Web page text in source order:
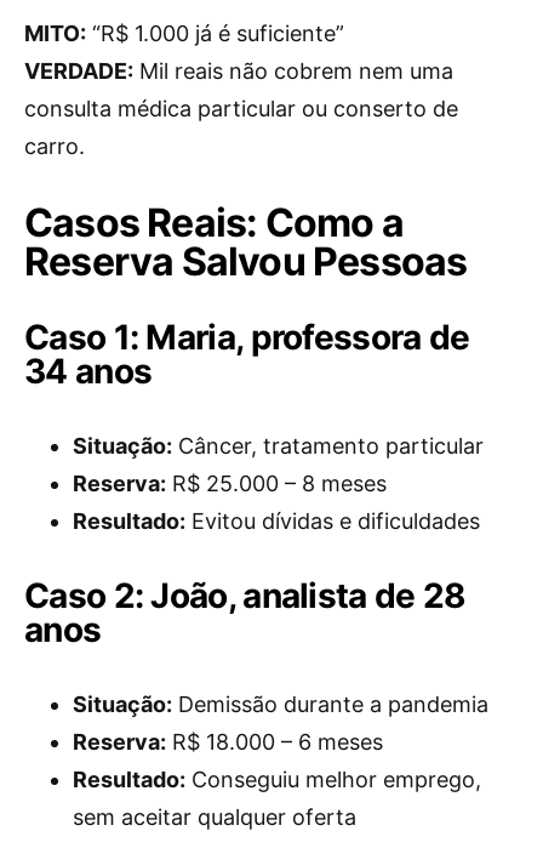
MITO: “R$ 1.000 já é suficiente”
VERDADE: Mil reais não cobrem nem uma
consulta médica particular ou conserto de
carro.
Casos Reais: Como a
Reserva Salvou Pessoas
Caso 1: Maria, professora de
34 anos
Situação: Câncer, tratamento particular
Reserva: R$ 25.000 – 8 meses
Resultado: Evitou dívidas e dificuldades
Caso 2: João, analista de 28
anos
Situação: Demissão durante a pandemia
Reserva: R$ 18.000 – 6 meses
Resultado: Conseguiu melhor emprego,
sem aceitar qualquer oferta